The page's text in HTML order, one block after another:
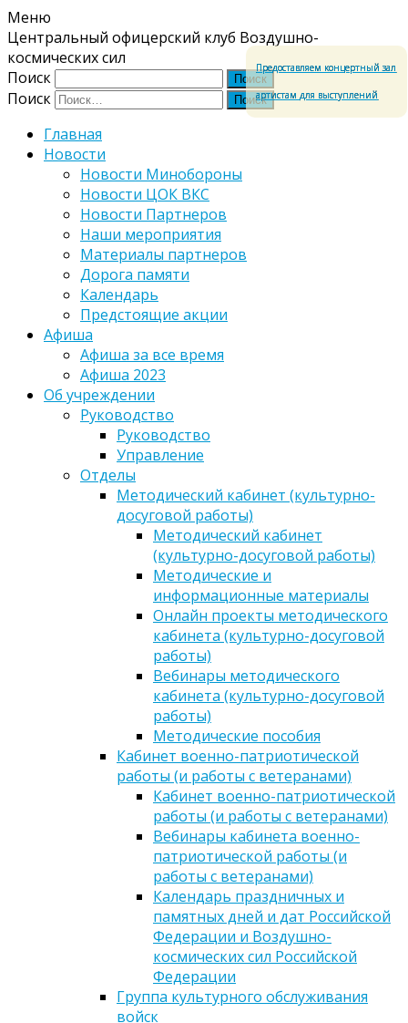
Меню
Центральный офицерский клуб Воздушно-
космических сил
Поиск
Поиск
Главная
Новости
Новости Минобороны
Новости ЦОК ВКС
Новости Партнеров
Наши мероприятия
Материалы партнеров
Дорога памяти
Календарь
Предстоящие акции
Афиша
Афиша за все время
Афиша 2023
Об учреждении
Руководство
Руководство
Управление
Отделы
Методический кабинет (культурно-
досуговой работы)
Методический кабинет
(культурно-досуговой работы)
Методические и
информационные материалы
Онлайн проекты методического
кабинета (культурно-досуговой
работы)
Вебинары методического
кабинета (культурно-досуговой
работы)
Методические пособия
Кабинет военно-патриотической
работы (и работы с ветеранами)
Кабинет военно-патриотической
работы (и работы с ветеранами)
Вебинары кабинета военно-
патриотической работы (и
работы с ветеранами)
Календарь праздничных и
памятных дней и дат Российской
Федерации и Воздушно-
космических сил Российской
Федерации
Группа культурного обслуживания
войск
Предоставляем концертный зал
артистам для выступлений